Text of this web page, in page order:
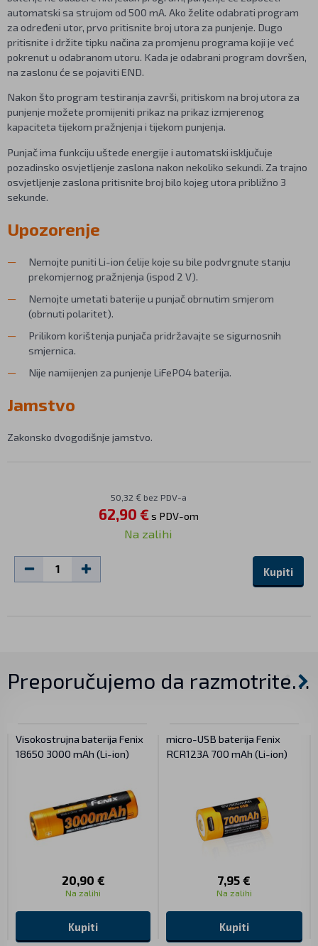
automatski sa strujom od 500 mA. Ako želite odabrati program
za određeni utor, prvo pritisnite broj utora za punjenje. Dugo
pritisnite i držite tipku načina za promjenu programa koji je već
pokrenut u odabranom utoru. Kada je odabrani program dovršen,
na zaslonu će se pojaviti END.
Nakon što program testiranja završi, pritiskom na broj utora za
punjenje možete promijeniti prikaz na prikaz izmjerenog
kapaciteta tijekom pražnjenja i tijekom punjenja.
Punjač ima funkciju uštede energije i automatski isključuje
pozadinsko osvjetljenje zaslona nakon nekoliko sekundi. Za trajno
osvjetljenje zaslona pritisnite broj bilo kojeg utora približno 3
sekunde.
Upozorenje
Nemojte puniti Li-ion ćelije koje su bile podvrgnute stanju
prekomjernog pražnjenja (ispod 2 V).
Nemojte umetati baterije u punjač obrnutim smjerom
(obrnuti polaritet).
Prilikom korištenja punjača pridržavajte se sigurnosnih
smjernica.
Nije namijenjen za punjenje LiFePO4 baterija.
Jamstvo
Zakonsko dvogodišnje jamstvo.
50,32 € bez PDV-a
62,90 €s PDV-om
Na zalihi
Kupiti
Preporučujemo da razmotrite…
Visokostrujna baterija Fenix
18650 3000 mAh (Li-ion)
20,90 €
Na zalihi
Kupiti
micro-USB baterija Fenix
RCR123A 700 mAh (Li-ion)
7,95 €
Na zalihi
Kupiti